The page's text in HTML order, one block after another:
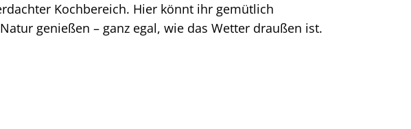
Kochbereich. Hier könnt ihr gemütlich
genießen – ganz egal, wie das Wetter draußen ist.